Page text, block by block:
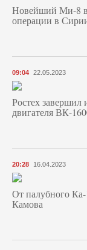
Новейший Ми-8
операции в
09:04 22.05.2023
Ростех завершил
двигателя ВК-
20:28 16.04.2023
От палубного
Камова